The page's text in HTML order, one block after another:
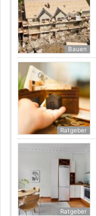
Bauen
Ratgeber
Ratgeber